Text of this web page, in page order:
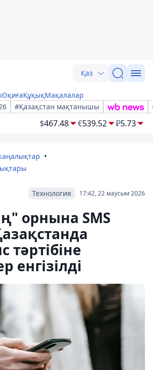
Қаз
ОқиғаҚұқықМақалалар
#Қазақстан мақтанышы
$467.48 €539.52 ₽5.73
17:42, 22 маусым 2026
Технология
орнына SMS
тәртібіне
енгізілді